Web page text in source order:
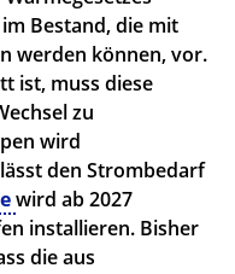
Bestand, die mit
werden können, vor.
ist, muss diese
zu
wird
den Strombedarf
wird ab 2027
installieren. Bisher
die aus